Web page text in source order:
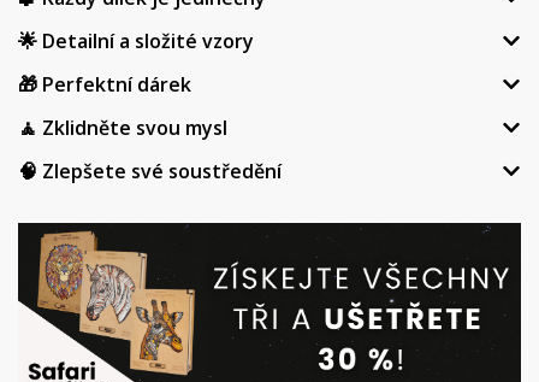
🌟 Detailní a složité vzory
🎁 Perfektní dárek
🧘 Zklidněte svou mysl
🧠 Zlepšete své soustředění